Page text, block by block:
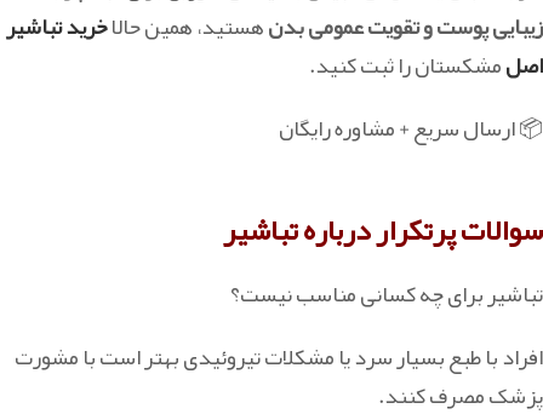
زیبایی پوست و تقویت عمومی بدنهستید، همین حالاخرید تباشیر
اصلمشکستان را ثبت کنید.
📦 ارسال سریع + مشاوره رایگان
سوالات پرتکرار درباره تباشیر
تباشیر برای چه کسانی مناسب نیست؟
افراد با طبع بسیار سرد یا مشکلات تیروئیدی بهتر است با مشورت
پزشک مصرف کنند.